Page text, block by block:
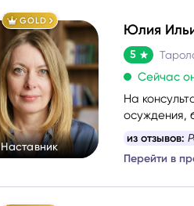
GOLD
Наставник
Юлия
5
Сейчас
На
осуждения,
тяжело,
опору и
из отзывов:
Перейти в